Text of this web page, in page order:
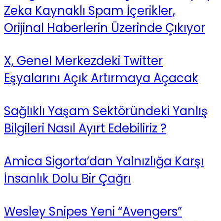
Zeka Kaynaklı Spam İçerikler,
Orijinal Haberlerin Üzerinde Çıkıyor
X, Genel Merkezdeki Twitter
Eşyalarını Açık Artırmaya Açacak
Sağlıklı Yaşam Sektöründeki Yanlış
Bilgileri Nasıl Ayırt Edebiliriz ?
Amica Sigorta’dan Yalnızlığa Karşı
İnsanlık Dolu Bir Çağrı
Wesley Snipes Yeni “Avengers”